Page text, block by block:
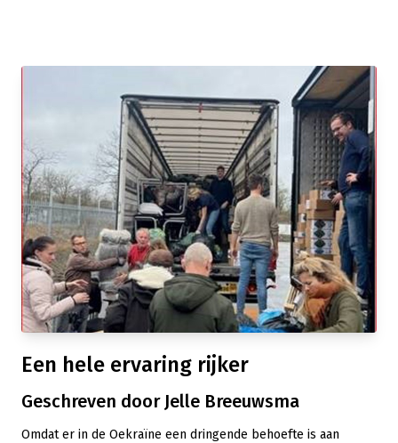
Een hele ervaring rijker
Geschreven door Jelle Breeuwsma
Omdat er in de Oekraïne een dringende behoefte is aan